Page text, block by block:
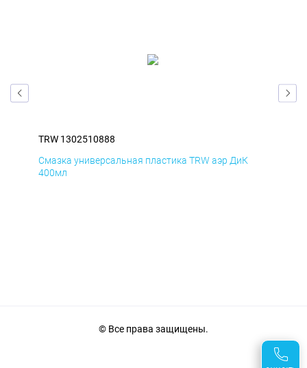
TRW 1302510888
Смазка универсальная пластика TRW аэр ДиК
400мл
© Все права защищены.